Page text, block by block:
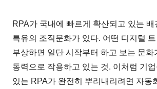
RPA가 국내에 빠르게 확산되고 있는 배
특유의 조직문화가 있다. 어떤 디지털
부상하면 일단 시작부터 하고 보는 문화
동력으로 작용하고 있는 것. 이처럼 기
있는 RPA가 완전히 뿌리내리려면 자동